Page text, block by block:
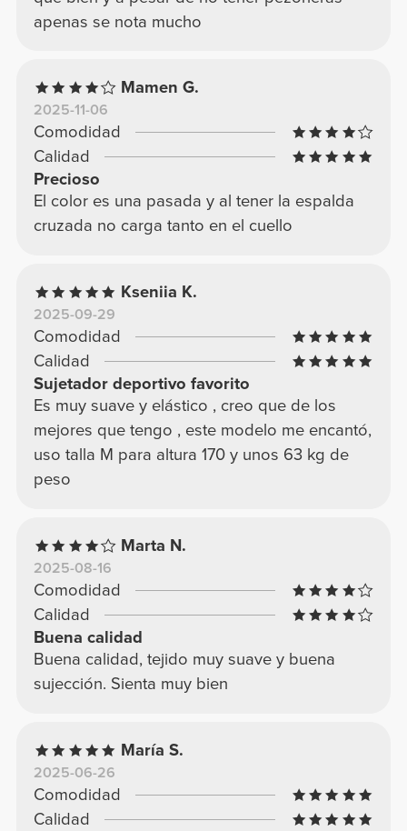
apenas se nota mucho
Mamen G.
2025-11-06
Comodidad
Calidad
Precioso
El color es una pasada y al tener la espalda
cruzada no carga tanto en el cuello
Kseniia K.
2025-09-29
Comodidad
Calidad
Sujetador deportivo favorito
Es muy suave y elástico , creo que de los
mejores que tengo , este modelo me encantó,
uso talla M para altura 170 y unos 63 kg de
peso
Marta N.
2025-08-16
Comodidad
Calidad
Buena calidad
Buena calidad, tejido muy suave y buena
sujección. Sienta muy bien
María S.
2025-06-26
Comodidad
Calidad